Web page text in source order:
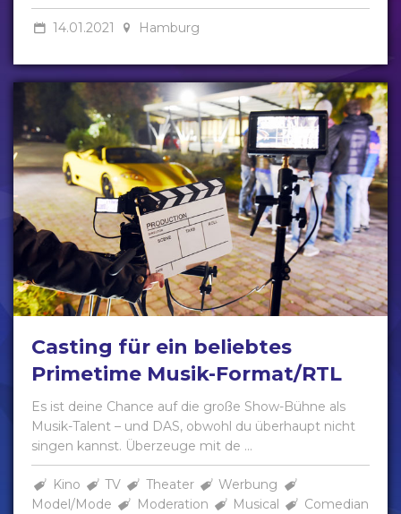
14.01.2021 Hamburg
Casting für ein beliebtes
Primetime Musik-Format/RTL
Es ist deine Chance auf die große Show-Bühne als
Musik-Talent – und DAS, obwohl du überhaupt nicht
singen kannst. Überzeuge mit de ...
Kino TV Theater
Werbung
Model/Mode
Moderation Musical Comedian